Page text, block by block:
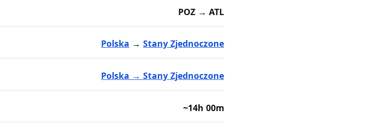
POZ → ATL
Polska → Stany Zjednoczone
Polska → Stany Zjednoczone
~14h 00m